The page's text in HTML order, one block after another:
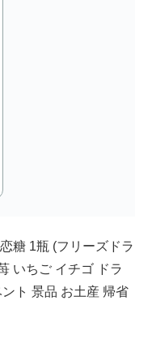
糖 1瓶 (フリーズドラ
いちご イチゴ ドラ
ト 景品 お土産 帰省